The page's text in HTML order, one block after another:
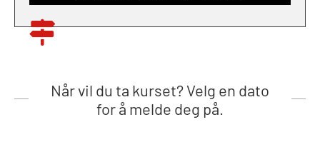
Når vil du ta kurset? Velg en dato
for å melde deg på.